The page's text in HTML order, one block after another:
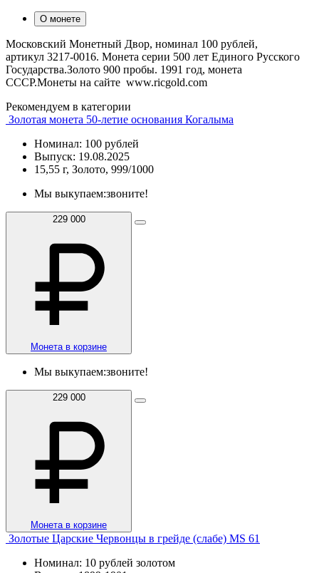
О монете
Московский Монетный Двор, номинал 100 рублей,
артикул 3217-0016. Монета серии 500 лет Единого Русского
Государства.Золото 900 пробы. 1991 год, монета
СССР.Монеты на сайте www.ricgold.com
Рекомендуем в категории
Золотая монета 50-летие основания Когалыма
Номинал: 100 рублей
Выпуск: 19.08.2025
15,55 г, Золото, 999/1000
Мы выкупаем:звоните!
229 000
Монета в корзине
Мы выкупаем:звоните!
229 000
Монета в корзине
Золотые Царские Червонцы в грейде (слабе) MS 61
Номинал: 10 рублей золотом